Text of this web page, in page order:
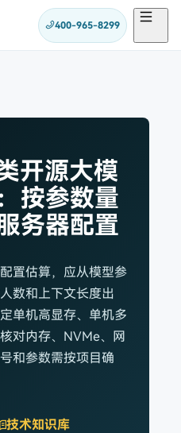
400-965-8299
开源大模
按参数量
务器配置
置估算，应从模型参
数和上下文长度出
单机高显存、单机多
对内存、NVMe、网
和参数需按项目确
技术知识库